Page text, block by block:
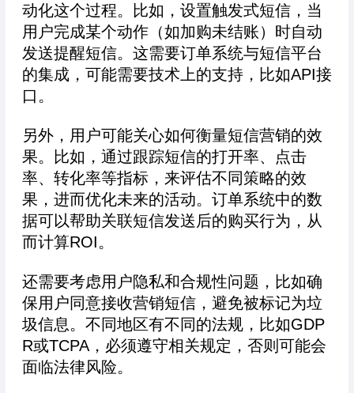
动化这个过程。比如，设置触发式短信，当
用户完成某个动作（如加购未结账）时自动
发送提醒短信。这需要订单系统与短信平台
的集成，可能需要技术上的支持，比如API接
口。
另外，用户可能关心如何衡量短信营销的效
果。比如，通过跟踪短信的打开率、点击
率、转化率等指标，来评估不同策略的效
果，进而优化未来的活动。订单系统中的数
据可以帮助关联短信发送后的购买行为，从
而计算ROI。
还需要考虑用户隐私和合规性问题，比如确
保用户同意接收营销短信，避免被标记为垃
圾信息。不同地区有不同的法规，比如GDP
R或TCPA，必须遵守相关规定，否则可能会
面临法律风险。